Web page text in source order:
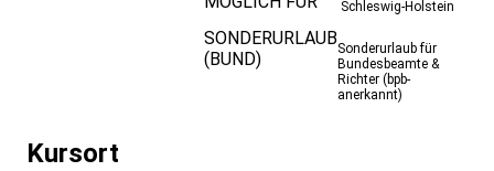
Schleswig-Holstein
SONDERURLAUB
(BUND)
Sonderurlaub für
Bundesbeamte &
Richter (bpb-
anerkannt)
Kursort